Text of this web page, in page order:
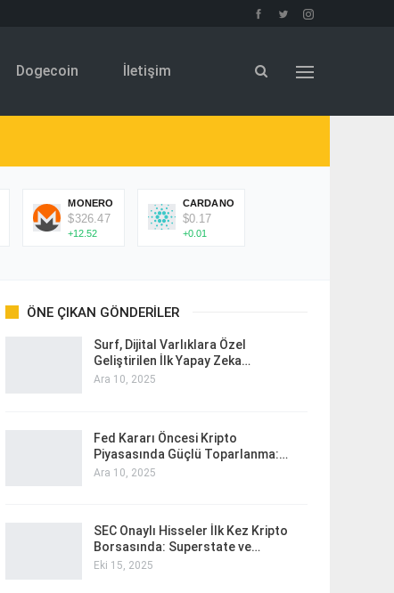
Dogecoin İletişim
MONERO
$326.47
+12.52
CARDANO
$0.17
+0.01
ÖNE ÇIKAN GÖNDERILER
Surf, Dijital Varlıklara Özel
Geliştirilen İlk Yapay Zeka…
Ara 10, 2025
Fed Kararı Öncesi Kripto
Piyasasında Güçlü Toparlanma:…
Ara 10, 2025
SEC Onaylı Hisseler İlk Kez Kripto
Borsasında: Superstate ve…
Eki 15, 2025